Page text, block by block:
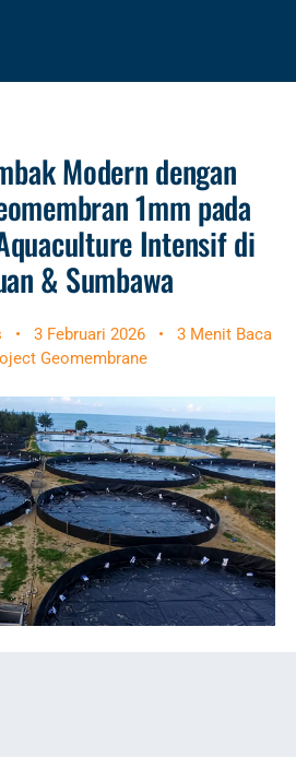
Modern dengan
1mm pada
Intensif di
& Sumbawa
• 3 Februari 2026 •
3 Menit Baca
Geomembrane